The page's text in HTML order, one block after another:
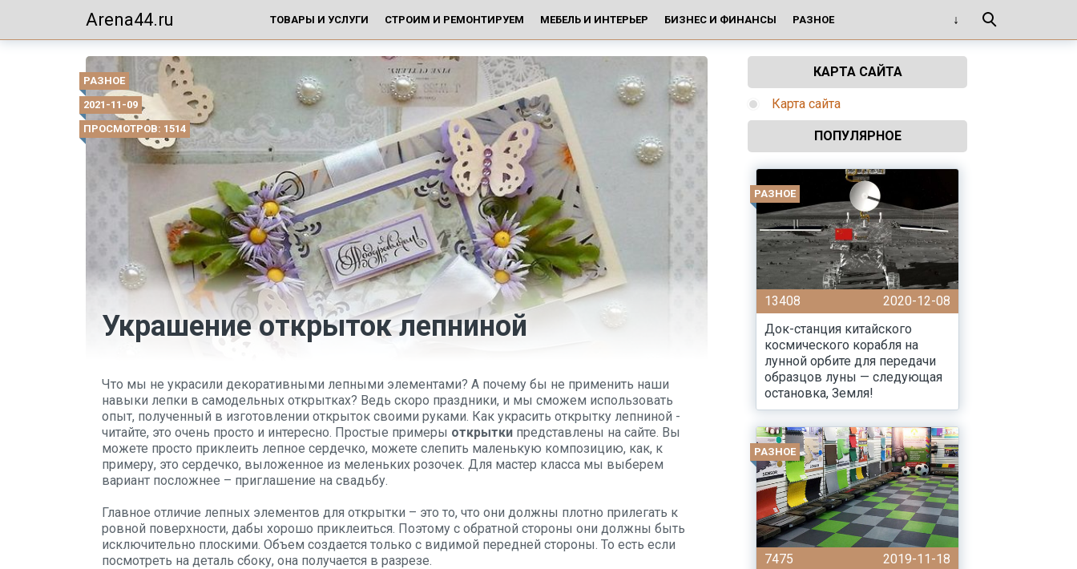
Arena44.ru ТОВАРЫ И УСЛУГИ СТРОИМ И РЕМОНТИРУЕМ МЕБЕЛЬ И ИНТЕРЬЕР БИЗНЕС И ФИНАНСЫ РАЗНОЕ
РАЗНОЕ
2021-11-09
ПРОСМОТРОВ: 1514
Украшение открыток лепниной
Что мы не украсили декоративными лепными элементами? А почему бы не применить наши
навыки лепки в самодельных открытках? Ведь скоро праздники, и мы сможем использовать
опыт, полученный в изготовлении открыток своими руками. Как украсить открытку лепниной -
читайте, это очень просто и интересно. Простые примеры открытки представлены на сайте. Вы
можете просто приклеить лепное сердечко, можете слепить маленькую композицию, как, к
примеру, это сердечко, выложенное из меленьких розочек. Для мастер класса мы выберем
вариант посложнее – приглашение на свадьбу.
Главное отличие лепных элементов для открытки – это то, что они должны плотно прилегать к
ровной поверхности, дабы хорошо приклеиться. Поэтому с обратной стороны они должны быть
исключительно плоскими. Объем создается только с видимой передней стороны. То есть если
посмотреть на деталь сбоку, она получается в разрезе.
КАРТА САЙТА
Карта сайта
ПОПУЛЯРНОЕ
РАЗНОЕ
13408
2020-12-08
Док-станция китайского
космического корабля на
лунной орбите для передачи
образцов луны — следующая
остановка, Земля!
РАЗНОЕ
7475
2019-11-18